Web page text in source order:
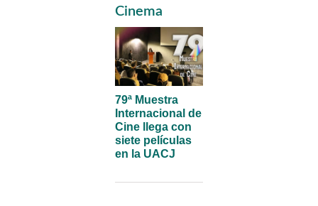
Sidebar
Cinema
79ª Muestra
Internacional de
Cine llega con
siete películas
en la UACJ